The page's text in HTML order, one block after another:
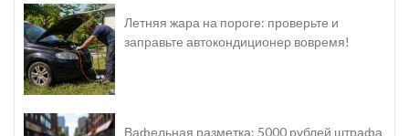
Летняя жара на пороге: проверьте и
заправьте автокондиционер вовремя!
Вафельная разметка: 5000 рублей штрафа